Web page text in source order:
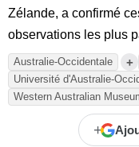
Zélande, a confirmé
observations les plus
Australie-Occidentale +
Université d'Australie-
Western Australian
+